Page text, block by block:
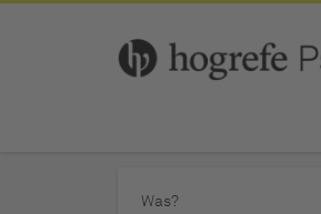
Was?